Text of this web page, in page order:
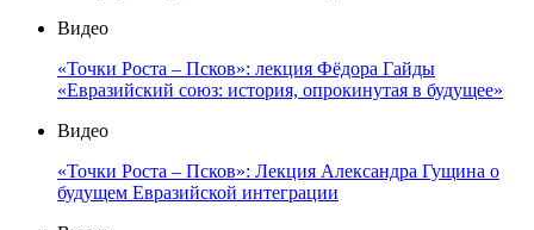
Видео
«Точки Роста – Псков»: лекция Фёдора Гайды
«Евразийский союз: история, опрокинутая в будущее»
Видео
«Точки Роста – Псков»: Лекция Александра Гущина о
будущем Евразийской интеграции